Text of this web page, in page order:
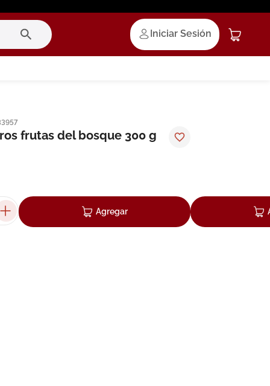
Iniciar Sesión
frutas del bosque 300 g
Agregar